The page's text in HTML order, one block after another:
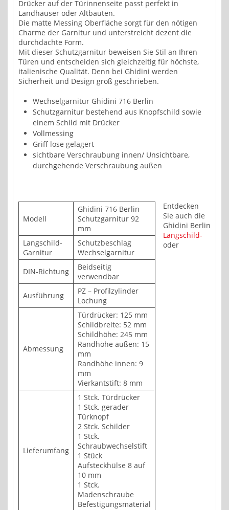
Drücker auf der Türinnenseite passt perfekt in
Landhäuser oder Altbauten.
Die matte Messing Oberfläche sorgt für den nötigen
Charme der Garnitur und unterstreicht dezent die
durchdachte Form.
Mit dieser Schutzgarnitur beweisen Sie Stil an Ihren
Türen und entscheiden sich gleichzeitig für höchste,
italienische Qualität. Denn bei Ghidini werden
Sicherheit und Design groß geschrieben.
Wechselgarnitur Ghidini 716 Berlin
Schutzgarnitur bestehend aus Knopfschild sowie
einem Schild mit Drücker
Vollmessing
Griff lose gelagert
sichtbare Verschraubung innen/ Unsichtbare,
durchgehende Verschraubung außen
Modell
Ghidini 716 Berlin
Schutzgarnitur 92
mm
Langschild-
Garnitur
Schutzbeschlag
Wechselgarnitur
DIN-Richtung
Beidseitig
verwendbar
Ausführung
PZ – Profilzylinder
Lochung
Abmessung
Türdrücker: 125 mm
Schildbreite: 52 mm
Schildhöhe: 245 mm
Randhöhe außen: 15
mm
Randhöhe innen: 9
mm
Vierkantstift: 8 mm
Lieferumfang
1 Stck. Türdrücker
1 Stck. gerader
Türknopf
2 Stck. Schilder
1 Stck.
Schraubwechselstift
1 Stück
Aufsteckhülse 8 auf
10 mm
1 Stck.
Madenschraube
Befestigungsmaterial
Entdecken
Sie auch die
Ghidini Berlin
Langschild-
oder